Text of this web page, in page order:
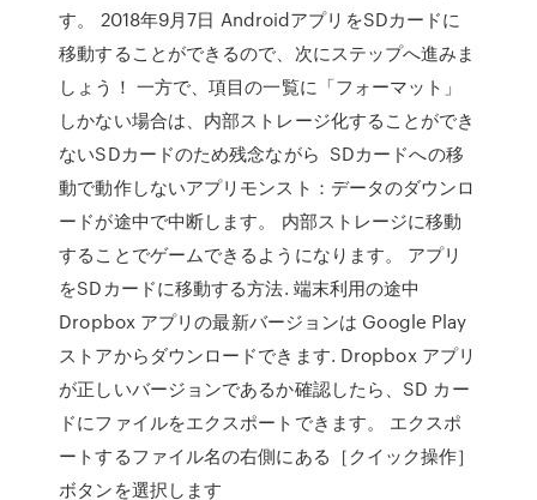
す。 2018年9月7日 AndroidアプリをSDカードに
移動することができるので、次にステップへ進みま
しょう！ 一方で、項目の一覧に「フォーマット」
しかない場合は、内部ストレージ化することができ
ないSDカードのため残念ながら SDカードへの移
動で動作しないアプリモンスト：データのダウンロ
ードが途中で中断します。 内部ストレージに移動
することでゲームできるようになります。 アプリ
をSDカードに移動する方法. 端末利用の途中
Dropbox アプリの最新バージョンは Google Play
ストアからダウンロードできます. Dropbox アプリ
が正しいバージョンであるか確認したら、SD カー
ドにファイルをエクスポートできます。 エクスポ
ートするファイル名の右側にある［クイック操作］
ボタンを選択します